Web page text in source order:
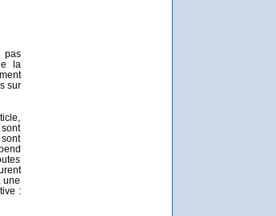
pas
la
sur
sont
une
: